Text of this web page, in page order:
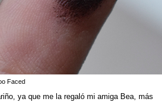
Faced
ya que me la regaló mi amiga Bea, más